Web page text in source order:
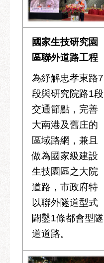
國家生技研究園
區聯外道路工程
為紓解忠孝東路7
段與研究院路1段
交通節點，完善
大南港及舊庄的
區域路網，兼且
做為國家級建設
生技園區之大院
道路，市政府特
以聯外隧道型式
闢鑿1條都會型隧
道道路。